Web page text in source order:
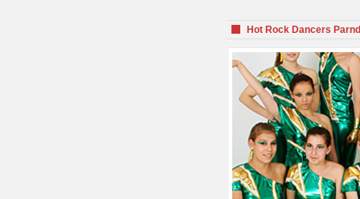
Hot Rock Dancers